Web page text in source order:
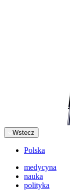
Wstecz
Polska
medycyna
nauka
polityka